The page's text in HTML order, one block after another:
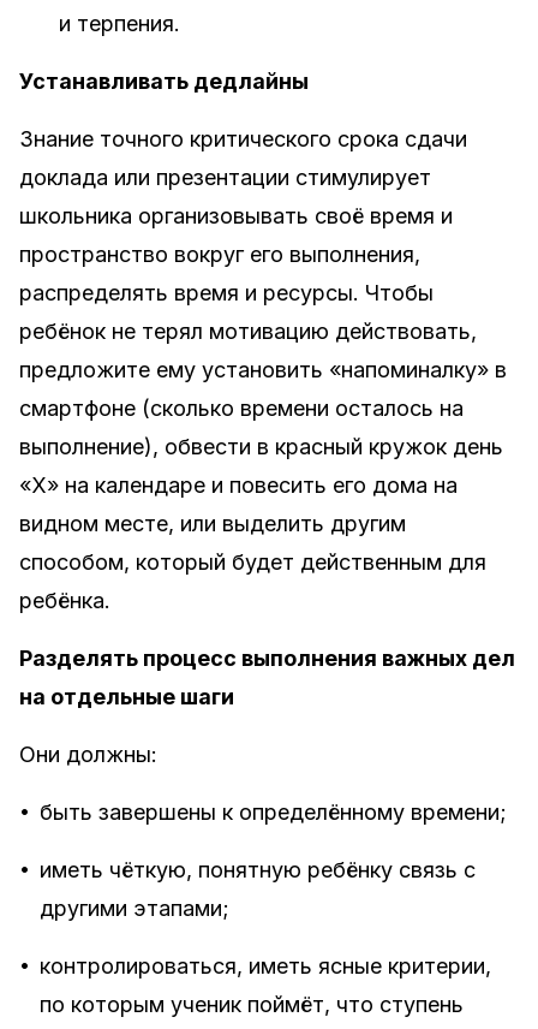
и терпения.
Устанавливать дедлайны
Знание точного критического срока сдачи
доклада или презентации стимулирует
школьника организовывать своё время и
пространство вокруг его выполнения,
распределять время и ресурсы. Чтобы
ребёнок не терял мотивацию действовать,
предложите ему установить «напоминалку» в
смартфоне (сколько времени осталось на
выполнение), обвести в красный кружок день
«Х» на календаре и повесить его дома на
видном месте, или выделить другим
способом, который будет действенным для
ребёнка.
Разделять процесс выполнения важных дел
на отдельные шаги
Они должны:
• быть завершены к определённому времени;
• иметь чёткую, понятную ребёнку связь с
другими этапами;
• контролироваться, иметь ясные критерии,
по которым ученик поймёт, что ступень